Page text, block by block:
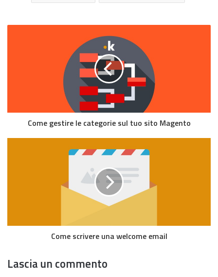
Come gestire le categorie sul tuo sito Magento
Come scrivere una welcome email
Lascia un commento